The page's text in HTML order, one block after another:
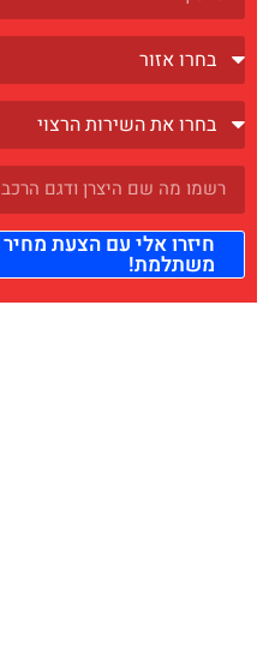
חיזרו אלי עם הצעת מחיר
משתלמת!